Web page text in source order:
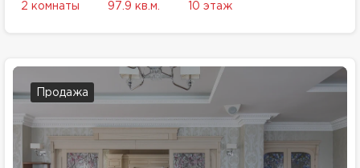
2 комнаты 97.9 кв.м. 10 этаж
Продажа